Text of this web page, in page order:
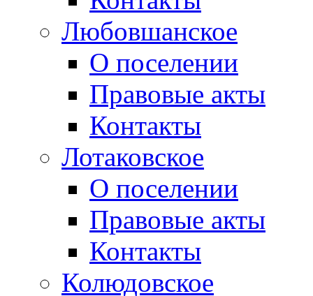
Любовшанское
О поселении
Правовые акты
Контакты
Лотаковское
О поселении
Правовые акты
Контакты
Колюдовское